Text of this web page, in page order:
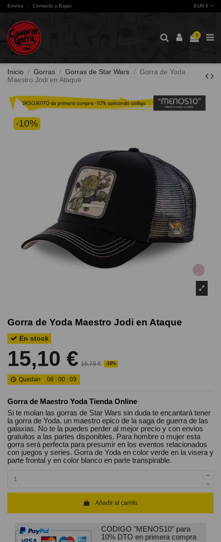
Envíos Contacto y Bajas EUR €
0
Inicio Gorras Gorras de Star Wars
Gorra de Yoda
Maestro Jodi en Ataque
-10%
Gorra de Yoda Maestro Jodi en Ataque
En stock
15,10 € 16,78 € -10%
Quedan 08 :00 :08
Gorra de Maestro Yoda Tienda Online
Si te molan las gorras de Star Wars sin duda te encantará tener
la gorra de Yoda. un maestro epico de la saga de guerra de las
galaxias. No te la puedes perder al mejor precio y con envios
gratuitos a las partes disponibles. Para hombre o mujer esta
gorra será perfecta para presumir en los eventos relacionados
con juegos y series. Gorra de Yoda en color verde en la visera y
parte frontal y en color blanco en parte transpirable.
Añadir al carrito
CODIGO "MENOS10" para
10% DTO en primera compra